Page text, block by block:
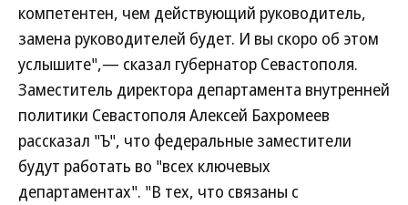
компетентен, чем действующий руководитель,
замена руководителей будет. И вы скоро об этом
услышите",— сказал губернатор Севастополя.
Заместитель директора департамента внутренней
политики Севастополя Алексей Бахромеев
рассказал "Ъ", что федеральные заместители
будут работать во "всех ключевых
департаментах". "В тех, что связаны с